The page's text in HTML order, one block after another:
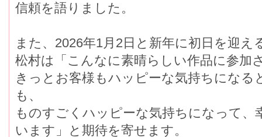
信頼を語りました。
また、2026年1月2日と新年に初日を迎え
松村は「こんなに素晴らしい作品に参加
きっとお客様もハッピーな気持ちになる
も、
ものすごくハッピーな気持ちになって
います」と期待を寄せます。